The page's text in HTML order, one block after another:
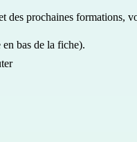
des prochaines formations,
bas de la fiche).